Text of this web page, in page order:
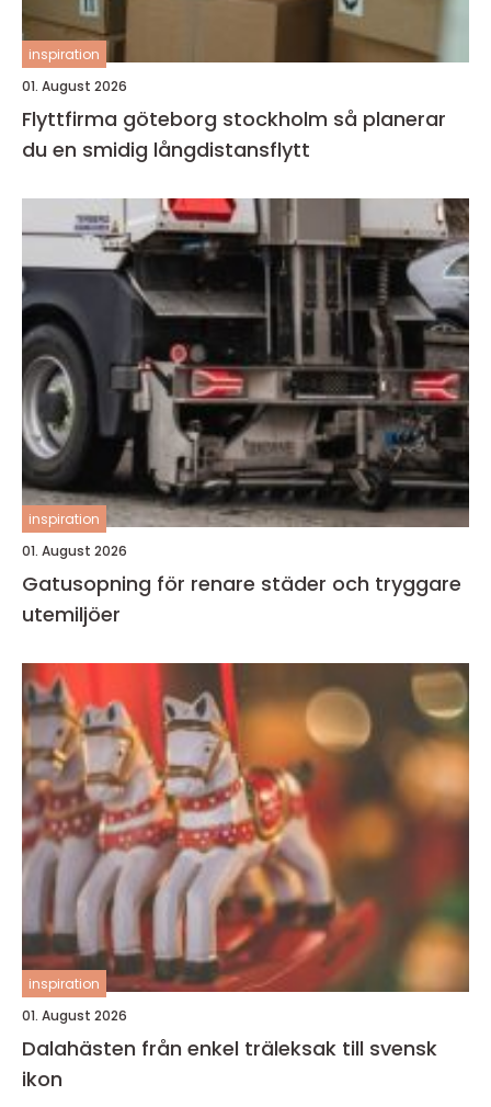
inspiration
01. August 2026
Flyttfirma göteborg stockholm så planerar
du en smidig långdistansflytt
inspiration
01. August 2026
Gatusopning för renare städer och tryggare
utemiljöer
inspiration
01. August 2026
Dalahästen från enkel träleksak till svensk
ikon